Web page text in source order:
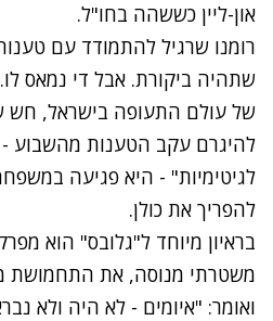
און-ליין כששהה בחו"ל.
רומנו שרגיל להתמודד עם
שתהיה ביקורת. אבל די נמאס
של עולם התעופה בישראל, חש
להיגרם עקב הטענות מהשבוע -
לגיטימיות" - היא פגיעה
להפריך את כולן.
בראיון מיוחד ל"גלובס" הוא
משטרתי מנוסה, את התחמושת
ואומר: "איומים - לא היה ולא